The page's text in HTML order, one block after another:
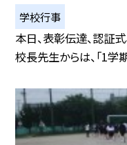
学校行事
本日、表彰伝達、認証
校長先生からは、「1学